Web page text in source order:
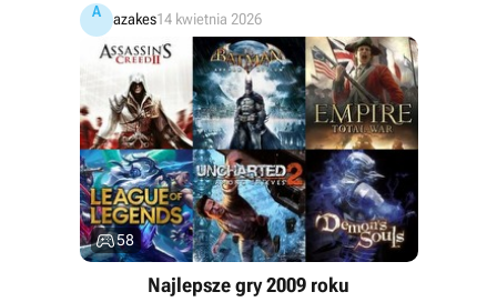
A azakes14 kwietnia 2026
58
Najlepsze gry 2009 roku